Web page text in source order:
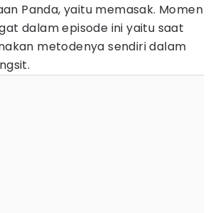
Panda, yaitu memasak. Momen
dalam episode ini yaitu saat
metodenya sendiri dalam